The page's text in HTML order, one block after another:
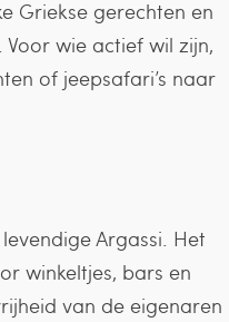
Griekse gerechten en
wie actief wil zijn,
of jeepsafari’s naar
Argassi. Het
winkeltjes, bars en
van de eigenaren